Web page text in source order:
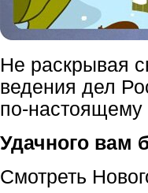
Не раскрывая
ведения дел
по-настоящему
Удачного вам
Смотреть